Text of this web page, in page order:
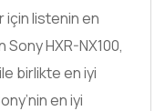
listenin en
Sony HXR-NX100,
birlikte en iyi
en iyi